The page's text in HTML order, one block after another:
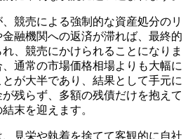
競売による強制的な資産処分のリ
融機関への返済が滞れば、最終的
、競売にかけられることになりま
通常の市場価格相場よりも大幅に
が大半であり、結果として手元に
残らず、多額の残債だけを抱えて
末を迎えます。
見栄や執着を捨てて客観的に自社